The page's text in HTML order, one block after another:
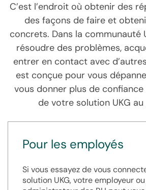
C’est l’endroit où obtenir des
des façons de faire et
concrets. Dans la communauté
résoudre des problèmes,
entrer en contact avec
est conçue pour vous
vous donner plus de confiance
de votre solution UKG
Pour les employés
Si vous essayez de vous
solution UKG, votre employeur